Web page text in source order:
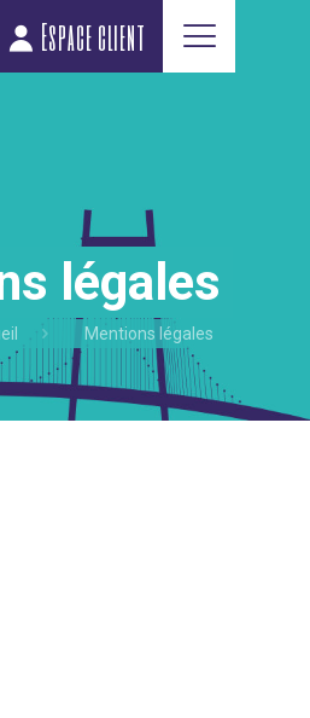
Espace client
légales
Mentions légales